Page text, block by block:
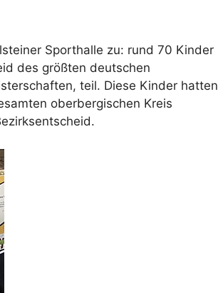
Sporthalle zu: rund 70 Kinder
des größten deutschen
teil. Diese Kinder hatten
oberbergischen Kreis